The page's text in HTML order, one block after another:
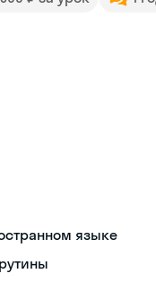
языке